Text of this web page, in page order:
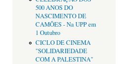
500 ANOS DO
NASCIMENTO DE
CAMÕES - Na UPP em
1 Outubro
CICLO DE CINEMA
"SOLIDARIEDADE
COM A PALESTINA"